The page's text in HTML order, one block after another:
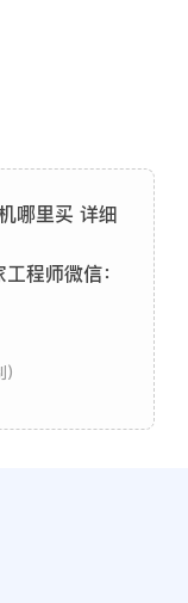
哪里买 详细
程师微信：
)